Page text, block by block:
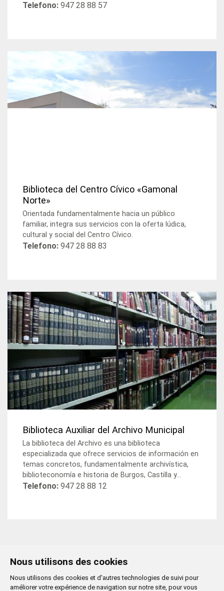
Nous utilisons des cookies
Nous utilisons des cookies et d'autres technologies de suivi pour
améliorer votre expérience de navigation sur notre site, pour vous
Telefono:947 28 88 57
Biblioteca del Centro Cívico «Gamonal
Norte»
Orientada fundamentalmente hacia un público
familiar, integra sus servicios con la oferta lúdica,
cultural y social del Centro Cívico.
Telefono:947 28 88 83
Biblioteca Auxiliar del Archivo Municipal
La biblioteca del Archivo es una biblioteca
especializada que ofrece servicios de información en
temas concretos, fundamentalmente archivística,
biblioteconomía e historia de Burgos, Castilla y...
Telefono:947 28 88 12